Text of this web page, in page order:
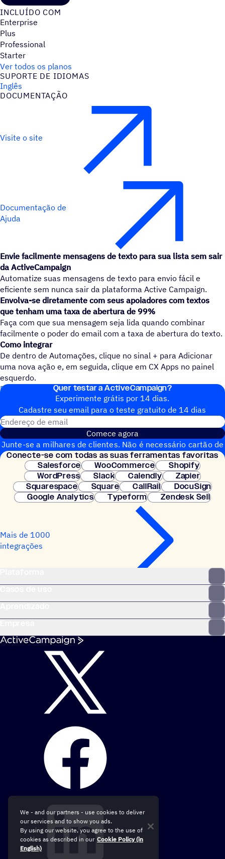
INCLUÍDO COM
Enterprise
Plus
Professional
Starter
Ver todos os planos
SUPORTE DE IDIOMAS
Inglês
DOCUMENTAÇÃO
Visite o site
Documentação de
Ajuda
Envie facilmente mensagens de texto para sua lista sem sair
da ActiveCampaign
Automatize suas mensagens de texto para envio fácil e
eficiente sem nunca sair da plataforma Active Campaign.
Envolva-se diretamente com seus apoiadores com textos
que tenham uma taxa de abertura de 99%
Faça com que sua mensagem seja lida quando combinar
facilmente o poder do email com a taxa de abertura do texto.
Como integrar
De dentro de Automações, clique no sinal + para Adicionar
uma nova ação e, em seguida, clique em CX Apps no painel
esquerdo.
Documento de ajuda: conecte a VTEX à ActiveCampaign
Quer testar a ActiveCampaign?
Experimente grátis por 14 dias.
Cadastre seu email para o teste gratuito de 14 dias
Comece agora
Junte-se a milhares de clientes. Não é necessário cartão de
crédito. Configuração instantânea.
Conecte-se com todas as suas ferramentas favoritas
Salesforce
WooCommerce
Shopify
WordPress
Slack Calendly
Zapier
Squarespace
Square CallRail
DocuSign
Google Analytics
Typeform Zendesk Sell
Mais de 1000
integrações
We - and our partners - use cookies to deliver
our services and to show you ads.
By using our website, you agree to the use of
cookies as described in our Cookie Policy (in
English)